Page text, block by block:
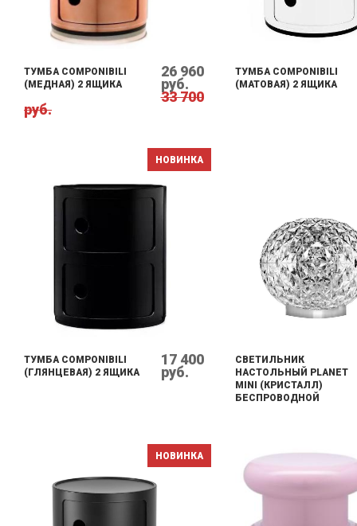
ТУМБА COMPONIBILI
(МЕДНАЯ) 2 ЯЩИКА
26 960
руб.
33 700
руб.
ТУМБА COMPONIBILI
(МАТОВАЯ) 2 ЯЩИКА
НОВИНКА
ТУМБА COMPONIBILI
(ГЛЯНЦЕВАЯ) 2 ЯЩИКА
17 400
руб.
СВЕТИЛЬНИК
НАСТОЛЬНЫЙ PLANET
MINI (КРИСТАЛЛ)
БЕСПРОВОДНОЙ
НОВИНКА